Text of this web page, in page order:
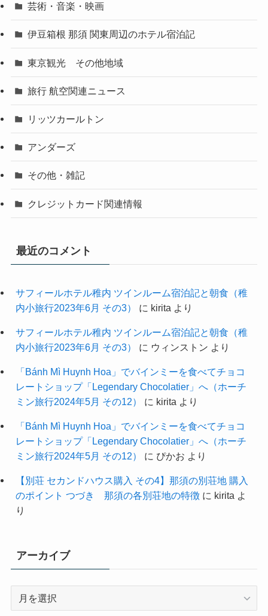
芸術・音楽・映画
伊豆箱根 那須 関東周辺のホテル宿泊記
東京観光 その他地域
旅行 航空関連ニュース
リッツカールトン
アンダーズ
その他・雑記
クレジットカード関連情報
最近のコメント
サフィールホテル稚内 ツインルーム宿泊記と朝食（稚
内小旅行2023年6月 その3）
に kirita より
サフィールホテル稚内 ツインルーム宿泊記と朝食（稚
内小旅行2023年6月 その3）
に ウィンストン より
「Bánh Mì Huynh Hoa」でバインミーを食べてチョコ
レートショップ「Legendary Chocolatier」へ（ホーチ
ミン旅行2024年5月 その12）
に kirita より
「Bánh Mì Huynh Hoa」でバインミーを食べてチョコ
レートショップ「Legendary Chocolatier」へ（ホーチ
ミン旅行2024年5月 その12）
に ぴかお より
【別荘 セカンドハウス購入 その4】那須の別荘地 購入
のポイント つづき 那須の各別荘地の特徴に kirita よ
り
アーカイブ